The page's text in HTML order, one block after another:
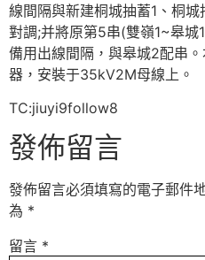
線間隔與新建桐城抽蓄1、桐城
對調;并將原第5串(雙嶺1~皋城
備用出線間隔，與皋城2配串
器，安裝于35kV2M母線上。
TC:jiuyi9follow8
發佈留言
發佈留言必須填寫的電子郵件
為 *
留言 *